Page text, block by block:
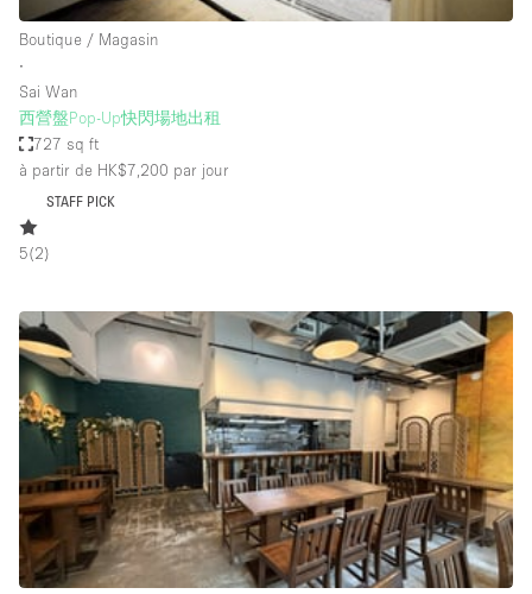
Atelier
Autre
Bateau
Bureaux
Camion / Fourgon
Container
Entrepôt / Espace Stockage / Box
Espace Atypique / Unique
Espace Créatif
Boutique / Magasin
∙
Sai Wan
西營盤Pop-Up快閃場地出租
727 sq ft
à partir de HK$7,200 par jour
STAFF PICK
5(2)